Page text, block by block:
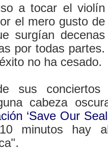
a tocar el violín
el mero gusto de
surgían decenas
por todas partes.
no ha cesado.
sus
cabeza
‘Save Our
minutos hay